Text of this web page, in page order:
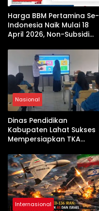
Harga BBM Pertamina Se-
Indonesia Naik Mulai 18
April 2026, Non-Subsidi
Nasional
Dinas Pendidikan
Kabupaten Lahat Sukses
Mempersiapkan TKA
Pembekalan Latihan Soal
Tanpa Internet
Internasional